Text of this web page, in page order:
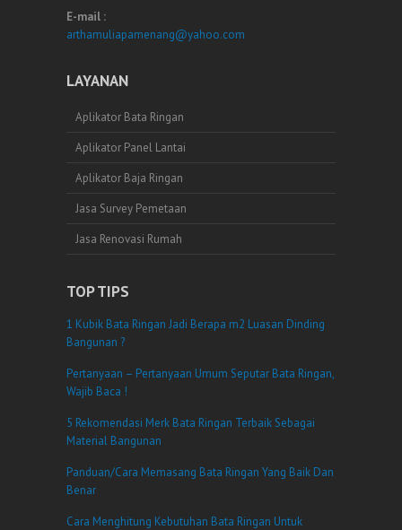
E-mail :
arthamuliapamenang@yahoo.com
LAYANAN
Aplikator Bata Ringan
Aplikator Panel Lantai
Aplikator Baja Ringan
Jasa Survey Pemetaan
Jasa Renovasi Rumah
TOP TIPS
1 Kubik Bata Ringan Jadi Berapa m2 Luasan Dinding
Bangunan ?
Pertanyaan – Pertanyaan Umum Seputar Bata Ringan,
Wajib Baca !
5 Rekomendasi Merk Bata Ringan Terbaik Sebagai
Material Bangunan
Panduan/Cara Memasang Bata Ringan Yang Baik Dan
Benar
Cara Menghitung Kebutuhan Bata Ringan Untuk